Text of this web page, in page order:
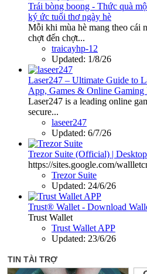
Trái bòng boong - Thức quà
ký ức tuổi thơ ngày hè
Mỗi khi mùa hè mang theo cái
chợt đến chợt...
traicayhp-12
Updated: 1/8/26
Laser247 – Ultimate Guide to
App, Games & Online Gaming
Laser247 is a leading online
secure...
laseer247
Updated: 6/7/26
Trezor Suite (Official) |
https://sites.google.com/
Trezor Suite
Updated: 24/6/26
Trust® Wallet - Download
Trust Wallet
Trust Wallet APP
Updated: 23/6/26